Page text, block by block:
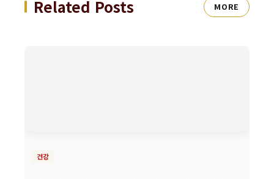
Related Posts MORE
건강